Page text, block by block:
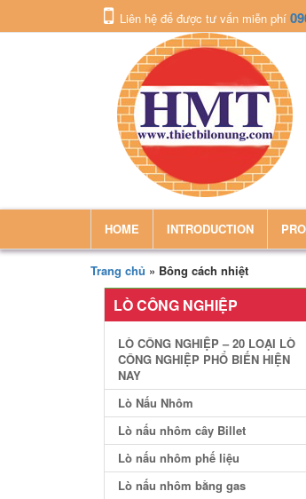
Liên hệ để được tư vấn miễn phí
HOME INTRODUCTION
Trang chủ » Bông cách nhiệt
LÒ CÔNG NGHIỆP
LÒ CÔNG NGHIỆP – 20 LOẠI LÒ
CÔNG NGHIỆP PHỔ BIẾN HIỆN
NAY
Lò Nấu Nhôm
Lò nấu nhôm cây Billet
Lò nấu nhôm phế liệu
Lò nấu nhôm bằng gas